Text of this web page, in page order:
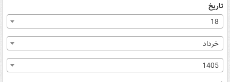
تاریخ
18
خرداد
1405